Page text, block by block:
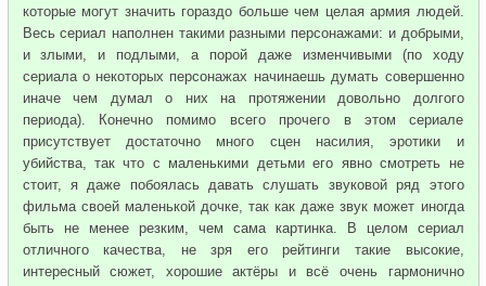
которые могут значить гораздо больше чем целая армия людей.
Весь сериал наполнен такими разными персонажами: и добрыми,
и злыми, и подлыми, а порой даже изменчивыми (по ходу
сериала о некоторых персонажах начинаешь думать совершенно
иначе чем думал о них на протяжении довольно долгого
периода). Конечно помимо всего прочего в этом сериале
присутствует достаточно много сцен насилия, эротики и
убийства, так что с маленькими детьми его явно смотреть не
стоит, я даже побоялась давать слушать звуковой ряд этого
фильма своей маленькой дочке, так как даже звук может иногда
быть не менее резким, чем сама картинка. В целом сериал
отличного качества, не зря его рейтинги такие высокие,
интересный сюжет, хорошие актёры и всё очень гармонично